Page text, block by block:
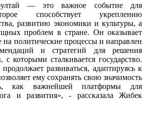
— это важное событие для
способствует укреплению
развитию экономики и культуры, а
проблем в стране. Он оказывает
на политические процессы и направлен
и стратегий для решения
с которыми сталкивается государство.
развиваться, адаптируясь к
ему сохранять свою значимость
как важнейшей платформы для
и развития», - рассказала Жибек